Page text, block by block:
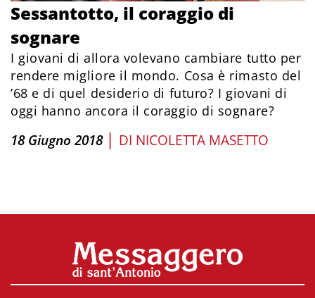
Sessantotto, il coraggio di
sognare
I giovani di allora volevano cambiare tutto per
rendere migliore il mondo. Cosa è rimasto del
’68 e di quel desiderio di futuro? I giovani di
oggi hanno ancora il coraggio di sognare?
18 Giugno 2018 | DI NICOLETTA MASETTO